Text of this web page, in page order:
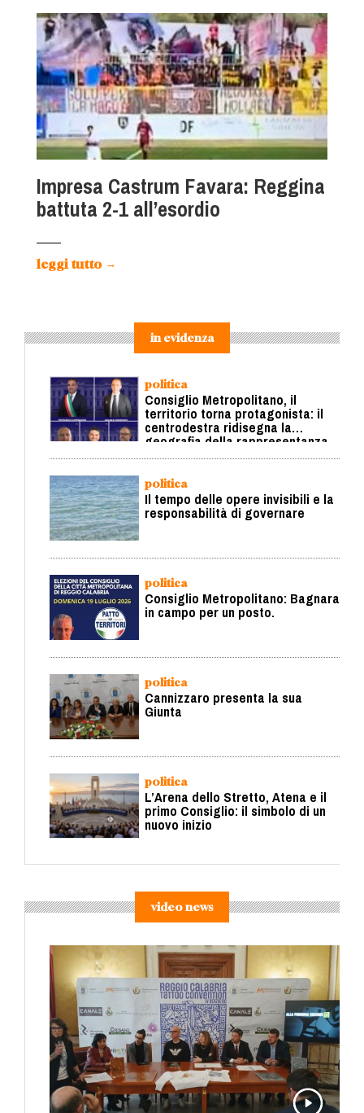
Impresa Castrum Favara: Reggina
battuta 2-1 all’esordio
leggi tutto →
in evidenza
politica
Consiglio Metropolitano, il
territorio torna protagonista: il
centrodestra ridisegna la
geografia della rappresentanza
politica
Il tempo delle opere invisibili e la
responsabilità di governare
politica
Consiglio Metropolitano: Bagnara
in campo per un posto.
politica
Cannizzaro presenta la sua
Giunta
politica
L’Arena dello Stretto, Atena e il
primo Consiglio: il simbolo di un
nuovo inizio
video news